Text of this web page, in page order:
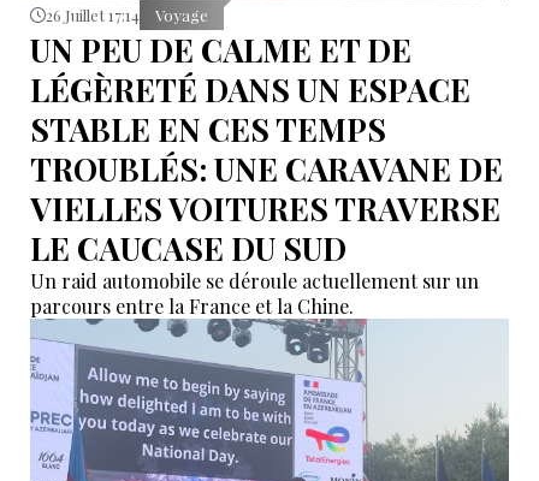
26 Juillet 17:14 Voyage
UN PEU DE CALME ET DE
LÉGÈRETÉ DANS UN ESPACE
STABLE EN CES TEMPS
TROUBLÉS: UNE CARAVANE DE
VIELLES VOITURES TRAVERSE
LE CAUCASE DU SUD
Un raid automobile se déroule actuellement sur un
parcours entre la France et la Chine.